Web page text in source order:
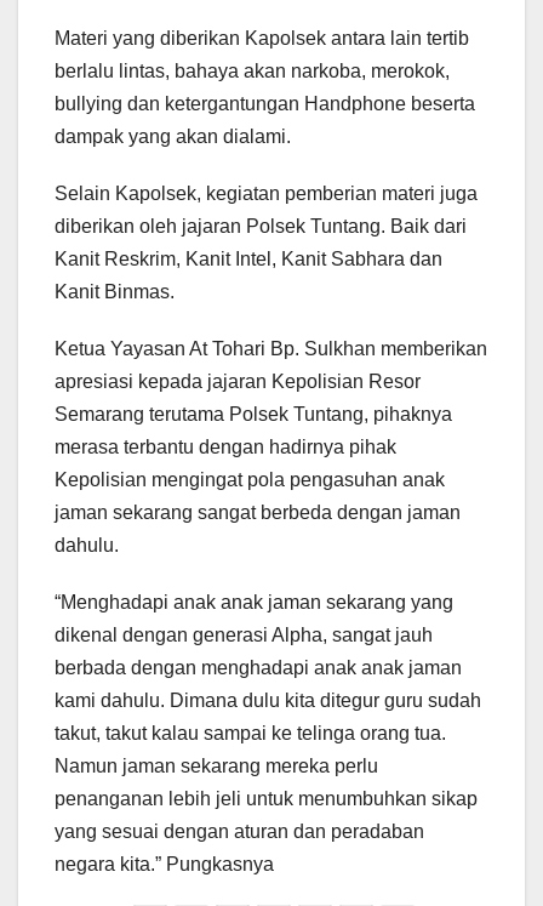
Materi yang diberikan Kapolsek antara lain tertib
berlalu lintas, bahaya akan narkoba, merokok,
bullying dan ketergantungan Handphone beserta
dampak yang akan dialami.
Selain Kapolsek, kegiatan pemberian materi juga
diberikan oleh jajaran Polsek Tuntang. Baik dari
Kanit Reskrim, Kanit Intel, Kanit Sabhara dan
Kanit Binmas.
Ketua Yayasan At Tohari Bp. Sulkhan memberikan
apresiasi kepada jajaran Kepolisian Resor
Semarang terutama Polsek Tuntang, pihaknya
merasa terbantu dengan hadirnya pihak
Kepolisian mengingat pola pengasuhan anak
jaman sekarang sangat berbeda dengan jaman
dahulu.
“Menghadapi anak anak jaman sekarang yang
dikenal dengan generasi Alpha, sangat jauh
berbada dengan menghadapi anak anak jaman
kami dahulu. Dimana dulu kita ditegur guru sudah
takut, takut kalau sampai ke telinga orang tua.
Namun jaman sekarang mereka perlu
penanganan lebih jeli untuk menumbuhkan sikap
yang sesuai dengan aturan dan peradaban
negara kita.” Pungkasnya